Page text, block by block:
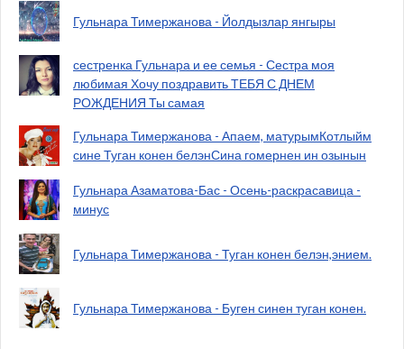
Гульнара Тимержанова - Йолдызлар янгыры
сестренка Гульнара и ее семья - Сестра моя
любимая Хочу поздравить ТЕБЯ С ДНЕМ
РОЖДЕНИЯ Ты самая
Гульнара Тимержанова - Апаем, матурымКотлыйм
сине Туган конен белэнСина гомернен ин озынын
Гульнара Азаматова-Бас - Осень-раскрасавица -
минус
Гульнара Тимержанова - Туган конен белэн,энием.
Гульнара Тимержанова - Буген синен туган конен.